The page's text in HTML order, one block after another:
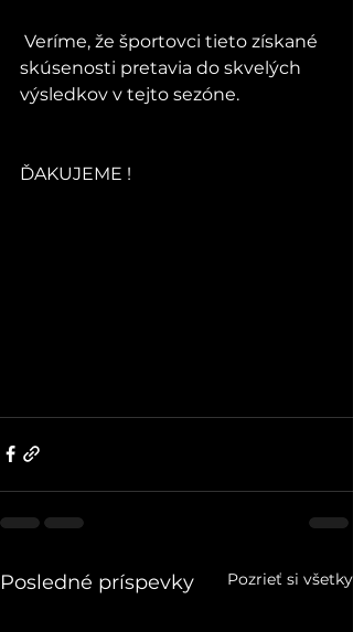
skúsenosti pretavia do skvelých
výsledkov v tejto sezóne.
ĎAKUJEME !
Posledné príspevky Pozrieť si všetky